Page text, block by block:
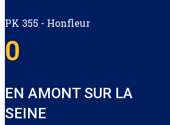
PK 355 - Honfleur
0
EN AMONT SUR LA
SEINE